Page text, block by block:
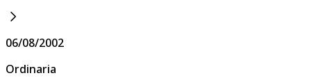
06/08/2002
Ordinaria